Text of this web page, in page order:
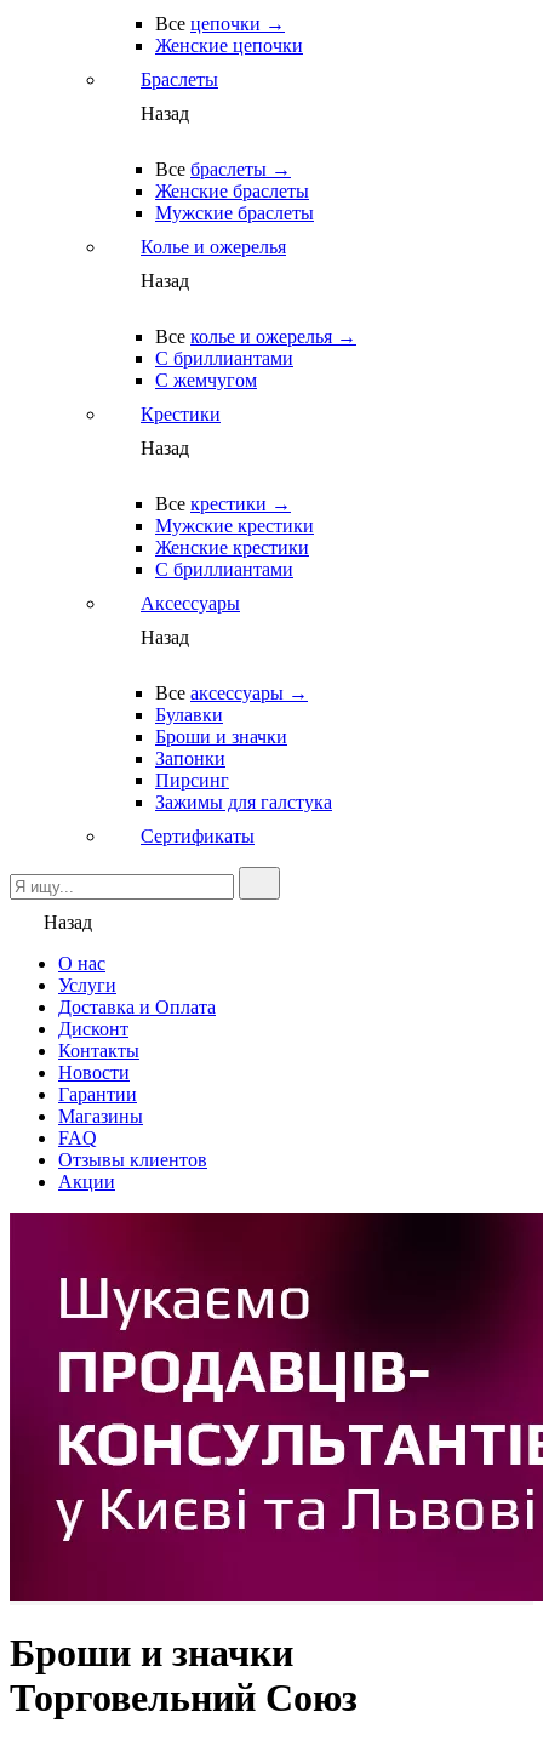
Все цепочки →
Женские цепочки
Браслеты
Назад
Все браслеты →
Женские браслеты
Мужские браслеты
Колье и ожерелья
Назад
Все колье и ожерелья →
С бриллиантами
С жемчугом
Крестики
Назад
Все крестики →
Мужские крестики
Женские крестики
С бриллиантами
Аксессуары
Назад
Все аксессуары →
Булавки
Броши и значки
Запонки
Пирсинг
Зажимы для галстука
Сертификаты
Назад
О нас
Услуги
Доставка и Оплата
Дисконт
Контакты
Новости
Гарантии
Магазины
FAQ
Отзывы клиентов
Акции
Броши и значки
Торговельний Союз